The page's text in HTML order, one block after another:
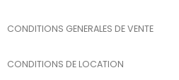
CONDITIONS GENERALES DE VENTE
CONDITIONS DE LOCATION